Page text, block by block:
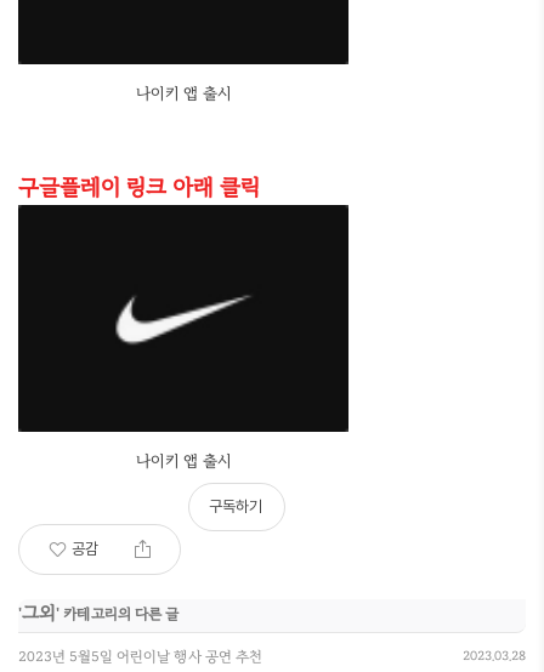
나이키 앱 출시
구글플레이 링크 아래 클릭
나이키 앱 출시
공감
구독하기
'그외 ' 카테고리의 다른 글
2023년 5월5일 어린이날 행사 공연 추천 2023.03.28